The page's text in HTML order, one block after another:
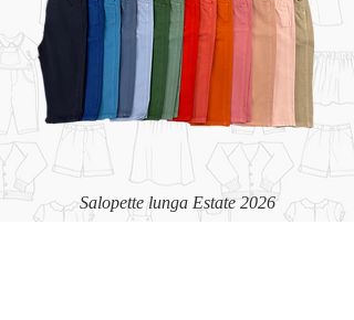
Salopette lunga Estate 2026